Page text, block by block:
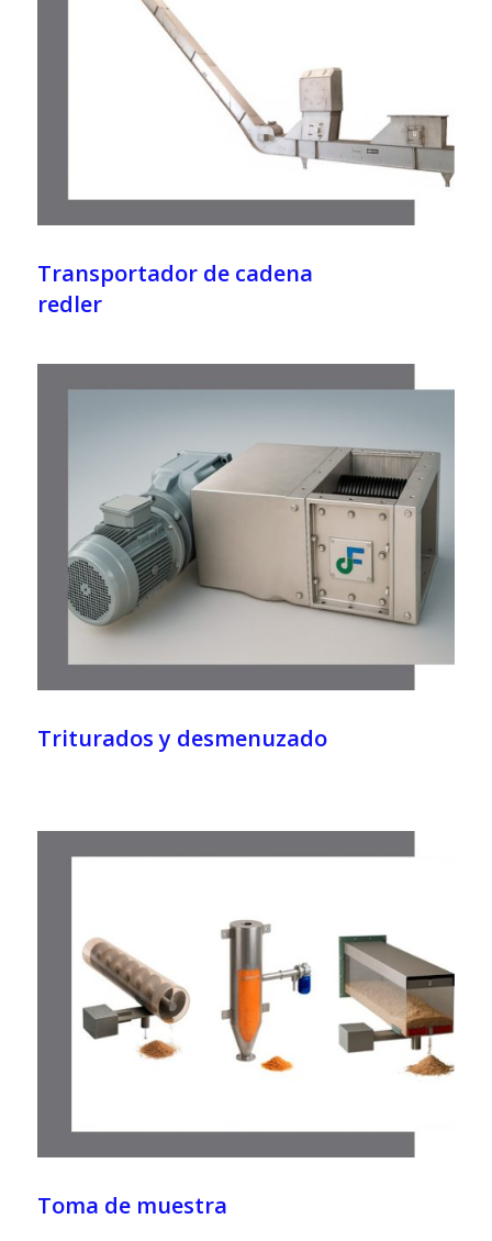
Transportador de cadena
redler
Triturados y desmenuzado
Toma de muestra